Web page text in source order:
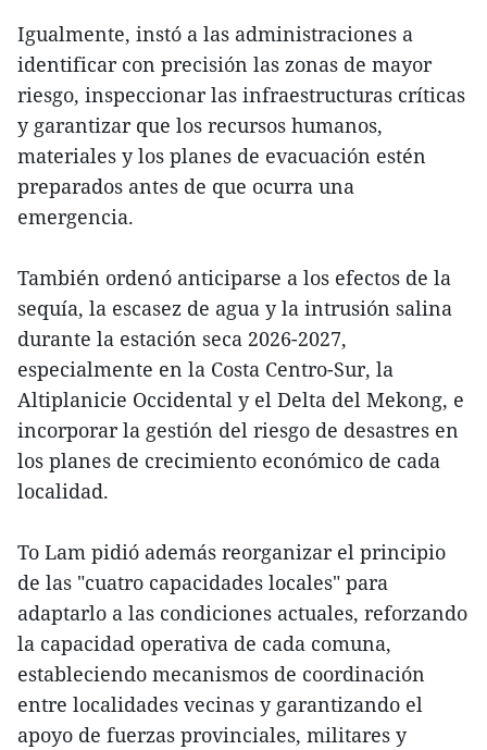
Igualmente, instó a las administraciones a
identificar con precisión las zonas de mayor
riesgo, inspeccionar las infraestructuras críticas
y garantizar que los recursos humanos,
materiales y los planes de evacuación estén
preparados antes de que ocurra una
emergencia.
También ordenó anticiparse a los efectos de la
sequía, la escasez de agua y la intrusión salina
durante la estación seca 2026-2027,
especialmente en la Costa Centro-Sur, la
Altiplanicie Occidental y el Delta del Mekong, e
incorporar la gestión del riesgo de desastres en
los planes de crecimiento económico de cada
localidad.
To Lam pidió además reorganizar el principio
de las "cuatro capacidades locales" para
adaptarlo a las condiciones actuales, reforzando
la capacidad operativa de cada comuna,
estableciendo mecanismos de coordinación
entre localidades vecinas y garantizando el
apoyo de fuerzas provinciales, militares y